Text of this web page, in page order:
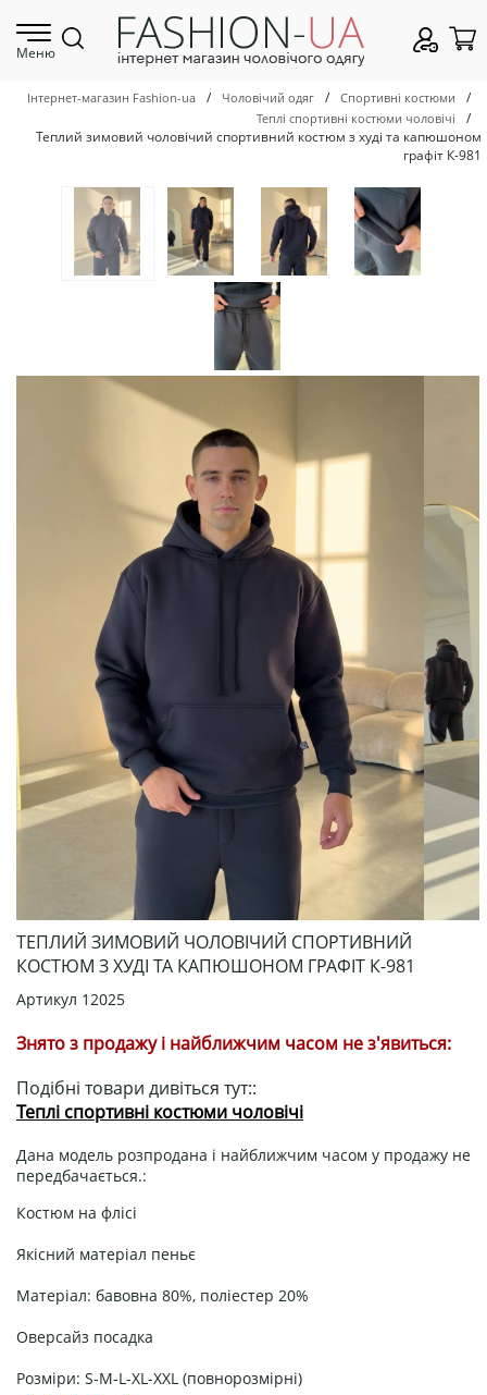
Меню
Інтернет-магазин Fashion-ua / Чоловічий одяг / Спортивні костюми /
Теплі спортивні костюми чоловічі
/
Теплий зимовий чоловічий спортивний костюм з худі та капюшоном
графіт К-981
ТЕПЛИЙ ЗИМОВИЙ ЧОЛОВІЧИЙ СПОРТИВНИЙ
КОСТЮМ З ХУДІ ТА КАПЮШОНОМ ГРАФІТ К-981
Артикул 12025
Знято з продажу і найближчим часом не з'явиться:
Подібні товари дивіться тут::
Теплі спортивні костюми чоловічі
Дана модель розпродана і найближчим часом у продажу не
передбачається.:
Костюм на флісі
Якісний матеріал пеньє
Матеріал: бавовна 80%, поліестер 20%
Оверсайз посадка
Розміри: S-M-L-XL-XXL (повнорозмірні)